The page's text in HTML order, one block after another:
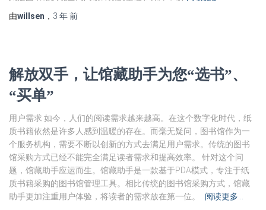
由willsen ， 3 年前
解放双手，让馆藏助手为您“选书”、
“买单”
用户需求 如今，人们的阅读需求越来越高。在这个数字化时代，纸
质书籍依然是许多人感到温暖的存在。而毫无疑问，图书馆作为一
个服务机构，需要不断以创新的方式去满足用户需求。传统的图书
馆采购方式已经不能完全满足读者需求和提高效率。 针对这个问
题，馆藏助手应运而生。馆藏助手是一款基于PDA模式，专注于纸
质书籍采购的图书馆管理工具。相比传统的图书馆采购方式，馆藏
助手更加注重用户体验，将读者的需求放在第一位。
阅读更多…